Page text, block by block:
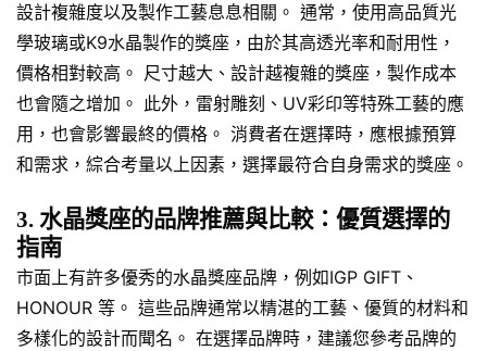
設計複雜度以及製作工藝息息相關。 通常，使用高品質光
學玻璃或K9水晶製作的獎座，由於其高透光率和耐用性，
價格相對較高。 尺寸越大、設計越複雜的獎座，製作成本
也會隨之增加。 此外，雷射雕刻、UV彩印等特殊工藝的應
用，也會影響最終的價格。 消費者在選擇時，應根據預算
和需求，綜合考量以上因素，選擇最符合自身需求的獎座。
3. 水晶獎座的品牌推薦與比較：優質選擇的
指南
市面上有許多優秀的水晶獎座品牌，例如IGP GIFT、
HONOUR 等。 這些品牌通常以精湛的工藝、優質的材料和
多樣化的設計而聞名。 在選擇品牌時，建議您參考品牌的